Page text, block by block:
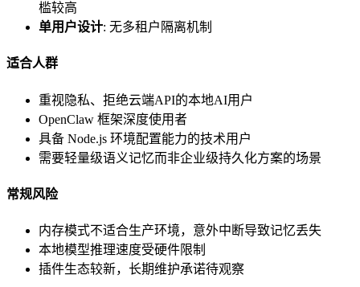
槛较高
单用户设计: 无多租户隔离机制
适合人群
重视隐私、拒绝云端API的本地AI用户
OpenClaw 框架深度使用者
具备 Node.js 环境配置能力的技术用户
需要轻量级语义记忆而非企业级持久化方案的场景
常规风险
内存模式不适合生产环境，意外中断导致记忆丢失
本地模型推理速度受硬件限制
插件生态较新，长期维护承诺待观察